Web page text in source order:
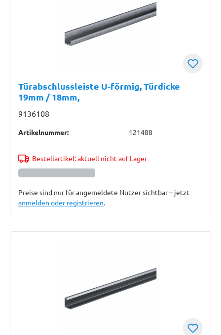
Türabschlussleiste U-förmig, Türdicke
19mm / 18mm,
9136108
Artikelnummer: 121488
Bestellartikel: aktuell nicht auf Lager
Preise sind nur für angemeldete Nutzer sichtbar – jetzt
anmelden oder registrieren.